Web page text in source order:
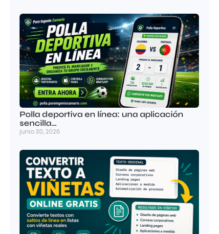
Polla deportiva en línea: una aplicación
sencilla…
junio 30, 2026